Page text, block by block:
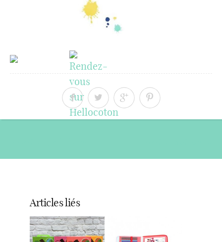
Articles liés